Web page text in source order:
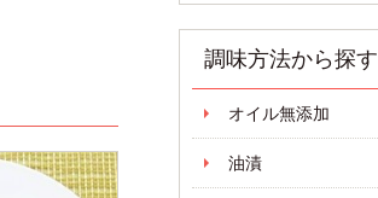
調味方法から探す
オイル無添加
油漬